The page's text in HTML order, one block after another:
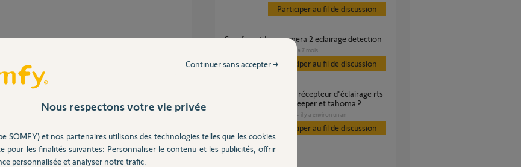
à quoi servent les 2 boutons du
qu'elles fonctionnent toutes en
Participer au fil de discussion
somfy outdoor camera 2 eclairage detection
il y a 7 mois
Participer au fil de discussion
avec alarme home Keeper et tahoma ?
il y a environ un an
Participer au fil de discussion
Nous respectons votre vie privée
SOMFY) et nos partenaires utilisons des technologies telles que les cookies
pour les finalités suivantes: Personnaliser le contenu et les publicités, offrir
personnalisée et analyser notre trafic.
Continuer sans accepter →